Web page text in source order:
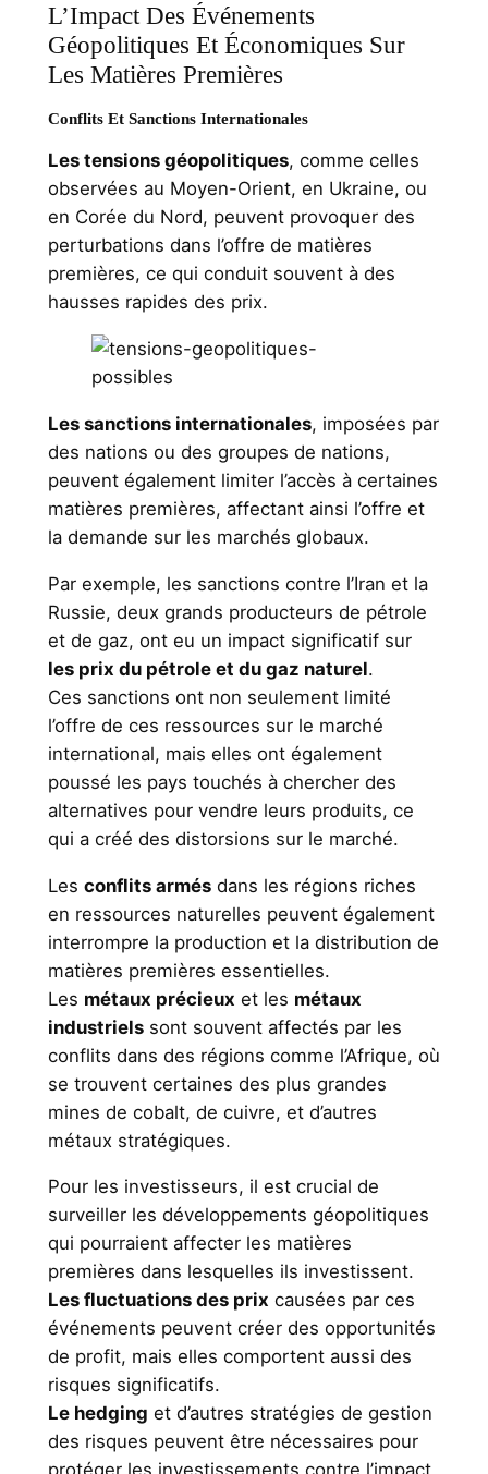
L’Impact Des Événements
Géopolitiques Et Économiques Sur
Les Matières Premières
Conflits Et Sanctions Internationales
Les tensions géopolitiques, comme celles
observées au Moyen-Orient, en Ukraine, ou
en Corée du Nord, peuvent provoquer des
perturbations dans l’offre de matières
premières, ce qui conduit souvent à des
hausses rapides des prix.
Les sanctions internationales, imposées par
des nations ou des groupes de nations,
peuvent également limiter l’accès à certaines
matières premières, affectant ainsi l’offre et
la demande sur les marchés globaux.
Par exemple, les sanctions contre l’Iran et la
Russie, deux grands producteurs de pétrole
et de gaz, ont eu un impact significatif sur
les prix du pétrole et du gaz naturel.
Ces sanctions ont non seulement limité
l’offre de ces ressources sur le marché
international, mais elles ont également
poussé les pays touchés à chercher des
alternatives pour vendre leurs produits, ce
qui a créé des distorsions sur le marché.
Les conflits armésdans les régions riches
en ressources naturelles peuvent également
interrompre la production et la distribution de
matières premières essentielles.
Les métaux précieux et les métaux
industrielssont souvent affectés par les
conflits dans des régions comme l’Afrique, où
se trouvent certaines des plus grandes
mines de cobalt, de cuivre, et d’autres
métaux stratégiques.
Pour les investisseurs, il est crucial de
surveiller les développements géopolitiques
qui pourraient affecter les matières
premières dans lesquelles ils investissent.
Les fluctuations des prix causées par ces
événements peuvent créer des opportunités
de profit, mais elles comportent aussi des
risques significatifs.
Le hedging et d’autres stratégies de gestion
des risques peuvent être nécessaires pour